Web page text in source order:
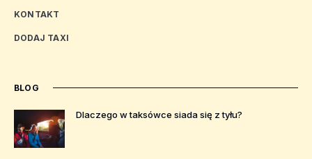
KONTAKT
DODAJ TAXI
BLOG
Dlaczego w taksówce siada się z tyłu?